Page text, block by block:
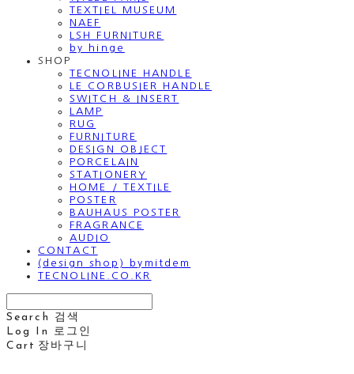
TEXTIEL MUSEUM
NAEF
LSH FURNITURE
by hinge
SHOP
TECNOLINE HANDLE
LE CORBUSIER HANDLE
SWITCH & INSERT
LAMP
RUG
FURNITURE
DESIGN OBJECT
PORCELAIN
STATIONERY
HOME / TEXTILE
POSTER
BAUHAUS POSTER
FRAGRANCE
AUDIO
CONTACT
(design shop) bymitdem
TECNOLINE.CO.KR
Search
검색
Log In
로그인
Cart 장바구니